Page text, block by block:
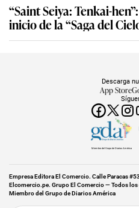
“Saint Seiya: Tenkai-
inicio de la “Saga del
Descarga
App Store
Miembro del Grupo de Diarios América
Empresa Editora El Comercio. Calle Paracas
Elcomercio.pe. Grupo El Comercio — Todos los
Miembro del Grupo de Diarios América